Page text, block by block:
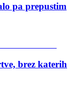
pa prepustim
brez katerih